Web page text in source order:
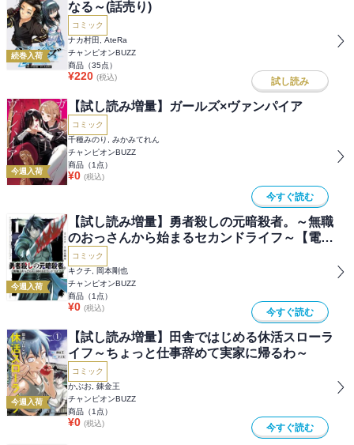
続巻入荷
なる～(話売り)
コミック
ナカ村田, AteRa
チャンピオンBUZZ
商品（35点）
¥220 (税込) 試し読み
今週入荷
【試し読み増量】ガールズ×ヴァンパイア
コミック
千種みのり, みかみてれん
チャンピオンBUZZ
商品（1 点）
¥0 (税込)
今すぐ読む
今週入荷
【試し読み増量】勇者殺しの元暗殺者。～無職
のおっさんから始まるセカンドライフ～【電子
単行本】
コミック
キクチ, 岡本剛也
チャンピオンBUZZ
商品（1 点）
¥0 (税込) 今すぐ読む
今週入荷
【試し読み増量】田舎ではじめる休活スローラ
イフ～ちょっと仕事辞めて実家に帰るわ～
コミック
かぶお, 錬金王
チャンピオンBUZZ
商品（1 点）
¥0 (税込) 今すぐ読む